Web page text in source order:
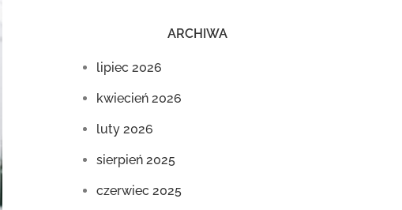
ARCHIWA
lipiec 2026
kwiecień 2026
luty 2026
sierpień 2025
czerwiec 2025